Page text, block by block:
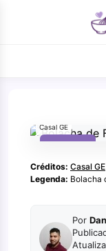
LANCHES
Casal GE
Créditos: Casal GE
Legenda: Bolacha
Por